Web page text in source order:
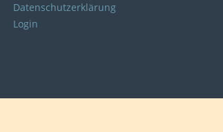
Datenschutzerklärung
Login